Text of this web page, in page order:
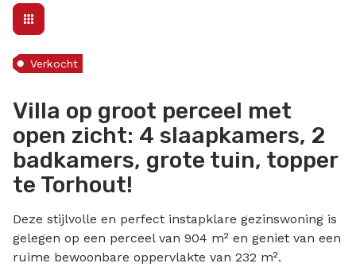
Villa op groot perceel met
open zicht: 4 slaapkamers, 2
badkamers, grote tuin, topper
te Torhout!
Verkocht
Deze stijlvolle en perfect instapklare gezinswoning is
gelegen op een perceel van 904 m² en geniet van een
ruime bewoonbare oppervlakte van 232 m².